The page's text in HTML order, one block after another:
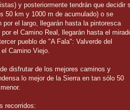
y posteriormente tendrán que decidir
50 km y 1000 m de acumulado) o se
el largo, llegarán hasta la pintoresca
el Camino Real, llegarán hasta el
pueblo de "A Fala": Valverde del
Camino Viejo.
disfrutar de los mejores caminos y
lo mejor de la Sierra en tan sólo 50
recorridos: